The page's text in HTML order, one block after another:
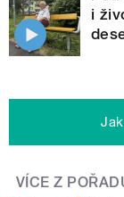
i
VÍCE Z